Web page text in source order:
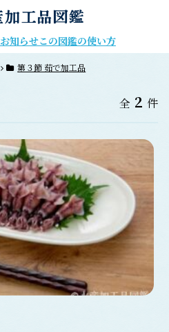
お知らせこの図鑑の使い方
第３節 茹で加工品
全 2 件